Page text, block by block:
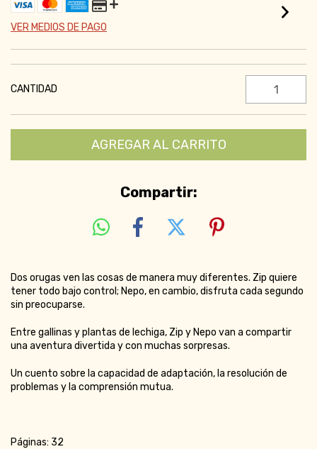
VER MEDIOS DE PAGO
CANTIDAD
Compartir:
Dos orugas ven las cosas de manera muy diferentes. Zip quiere
tener todo bajo control; Nepo, en cambio, disfruta cada segundo
sin preocuparse.
Entre gallinas y plantas de lechiga, Zip y Nepo van a compartir
una aventura divertida y con muchas sorpresas.
Un cuento sobre la capacidad de adaptación, la resolución de
problemas y la comprensión mutua.
Páginas: 32